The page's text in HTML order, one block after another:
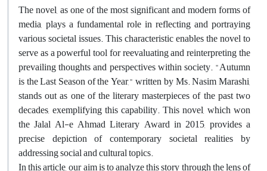
The novel, as one of the most significant and modern forms of
media, plays a fundamental role in reflecting and portraying
various societal issues. This characteristic enables the novel to
serve as a powerful tool for reevaluating and reinterpreting the
prevailing thoughts and perspectives within society. "Autumn
is the Last Season of the Year," written by Ms. Nasim Marashi,
stands out as one of the literary masterpieces of the past two
decades, exemplifying this capability. This novel, which won
the Jalal Al-e Ahmad Literary Award in 2015, provides a
precise depiction of contemporary societal realities by
addressing social and cultural topics.
In this article, our aim is to analyze this story through the lens of